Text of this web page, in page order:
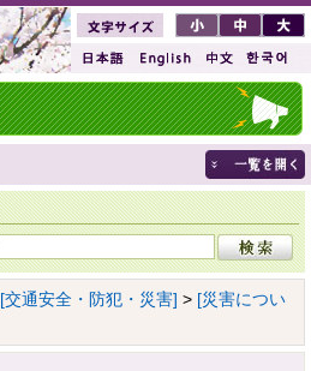
[交通安全・防犯・災害] > [災害につい